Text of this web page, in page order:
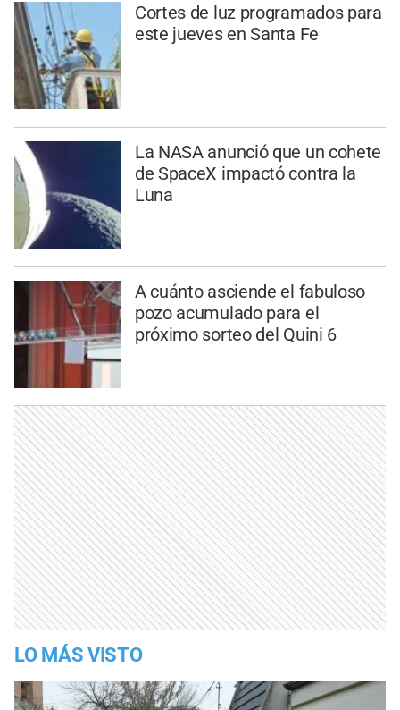
Cortes de luz programados para
este jueves en Santa Fe
La NASA anunció que un cohete
de SpaceX impactó contra la
Luna
A cuánto asciende el fabuloso
pozo acumulado para el
próximo sorteo del Quini 6
LO MÁS VISTO